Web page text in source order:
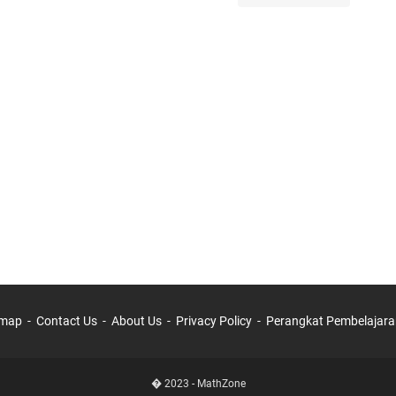
Contact Us About Us Privacy Policy Perangkat
� 2023 - MathZone